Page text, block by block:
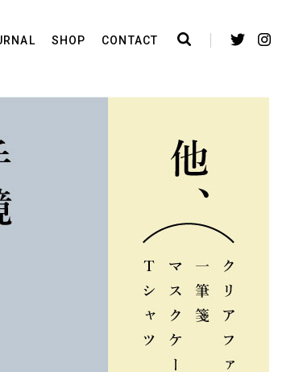
SHOP CONTACT